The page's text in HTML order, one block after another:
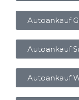
Autoankauf
Autoankauf
Autoankauf